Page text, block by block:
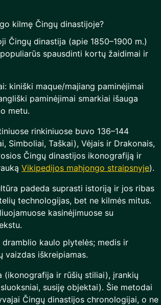
kilmę Čingų dinastijoje?
Čingų dinastija (apie 1850–1900 m.)
spausdinti kortų žaidimai ir
kiniški maque/majiang paminėjimai
paminėjimai smarkiai išauga
metu.
rinkiniuose buvo 136–144
Simboliai, Taškai), Vėjais ir Drakonais,
Čingų dinastijos ikonografiją ir
Vikipedijos mahjongo straipsnyje).
padeda suprasti istoriją ir jos ribas
technologijas, bet ne kilmės mitus.
kasinėjimuose su
kaulo plytelės; medis ir
vaizdas iškreipiamas.
ir rūšių stiliai), įrankių
susiję objektai). Šie metodai
Čingų dinastijos chronologijai, o ne